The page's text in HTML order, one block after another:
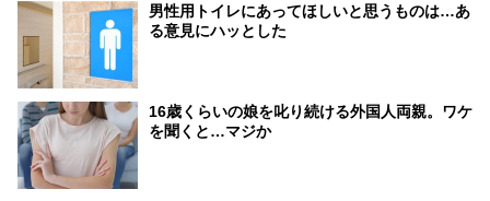
男性用トイレにあってほしいと思うものは…あ
る意見にハッとした
16歳くらいの娘を叱り続ける外国人両親。ワケ
を聞くと…マジか